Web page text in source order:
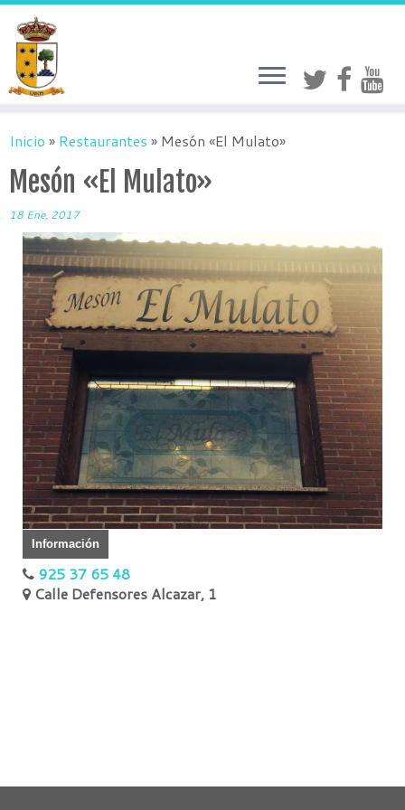
Inicio » Restaurantes » Mesón «El Mulato»
Mesón «El Mulato»
18 Ene, 2017
Información
925 37 65 48
Calle Defensores Alcazar, 1